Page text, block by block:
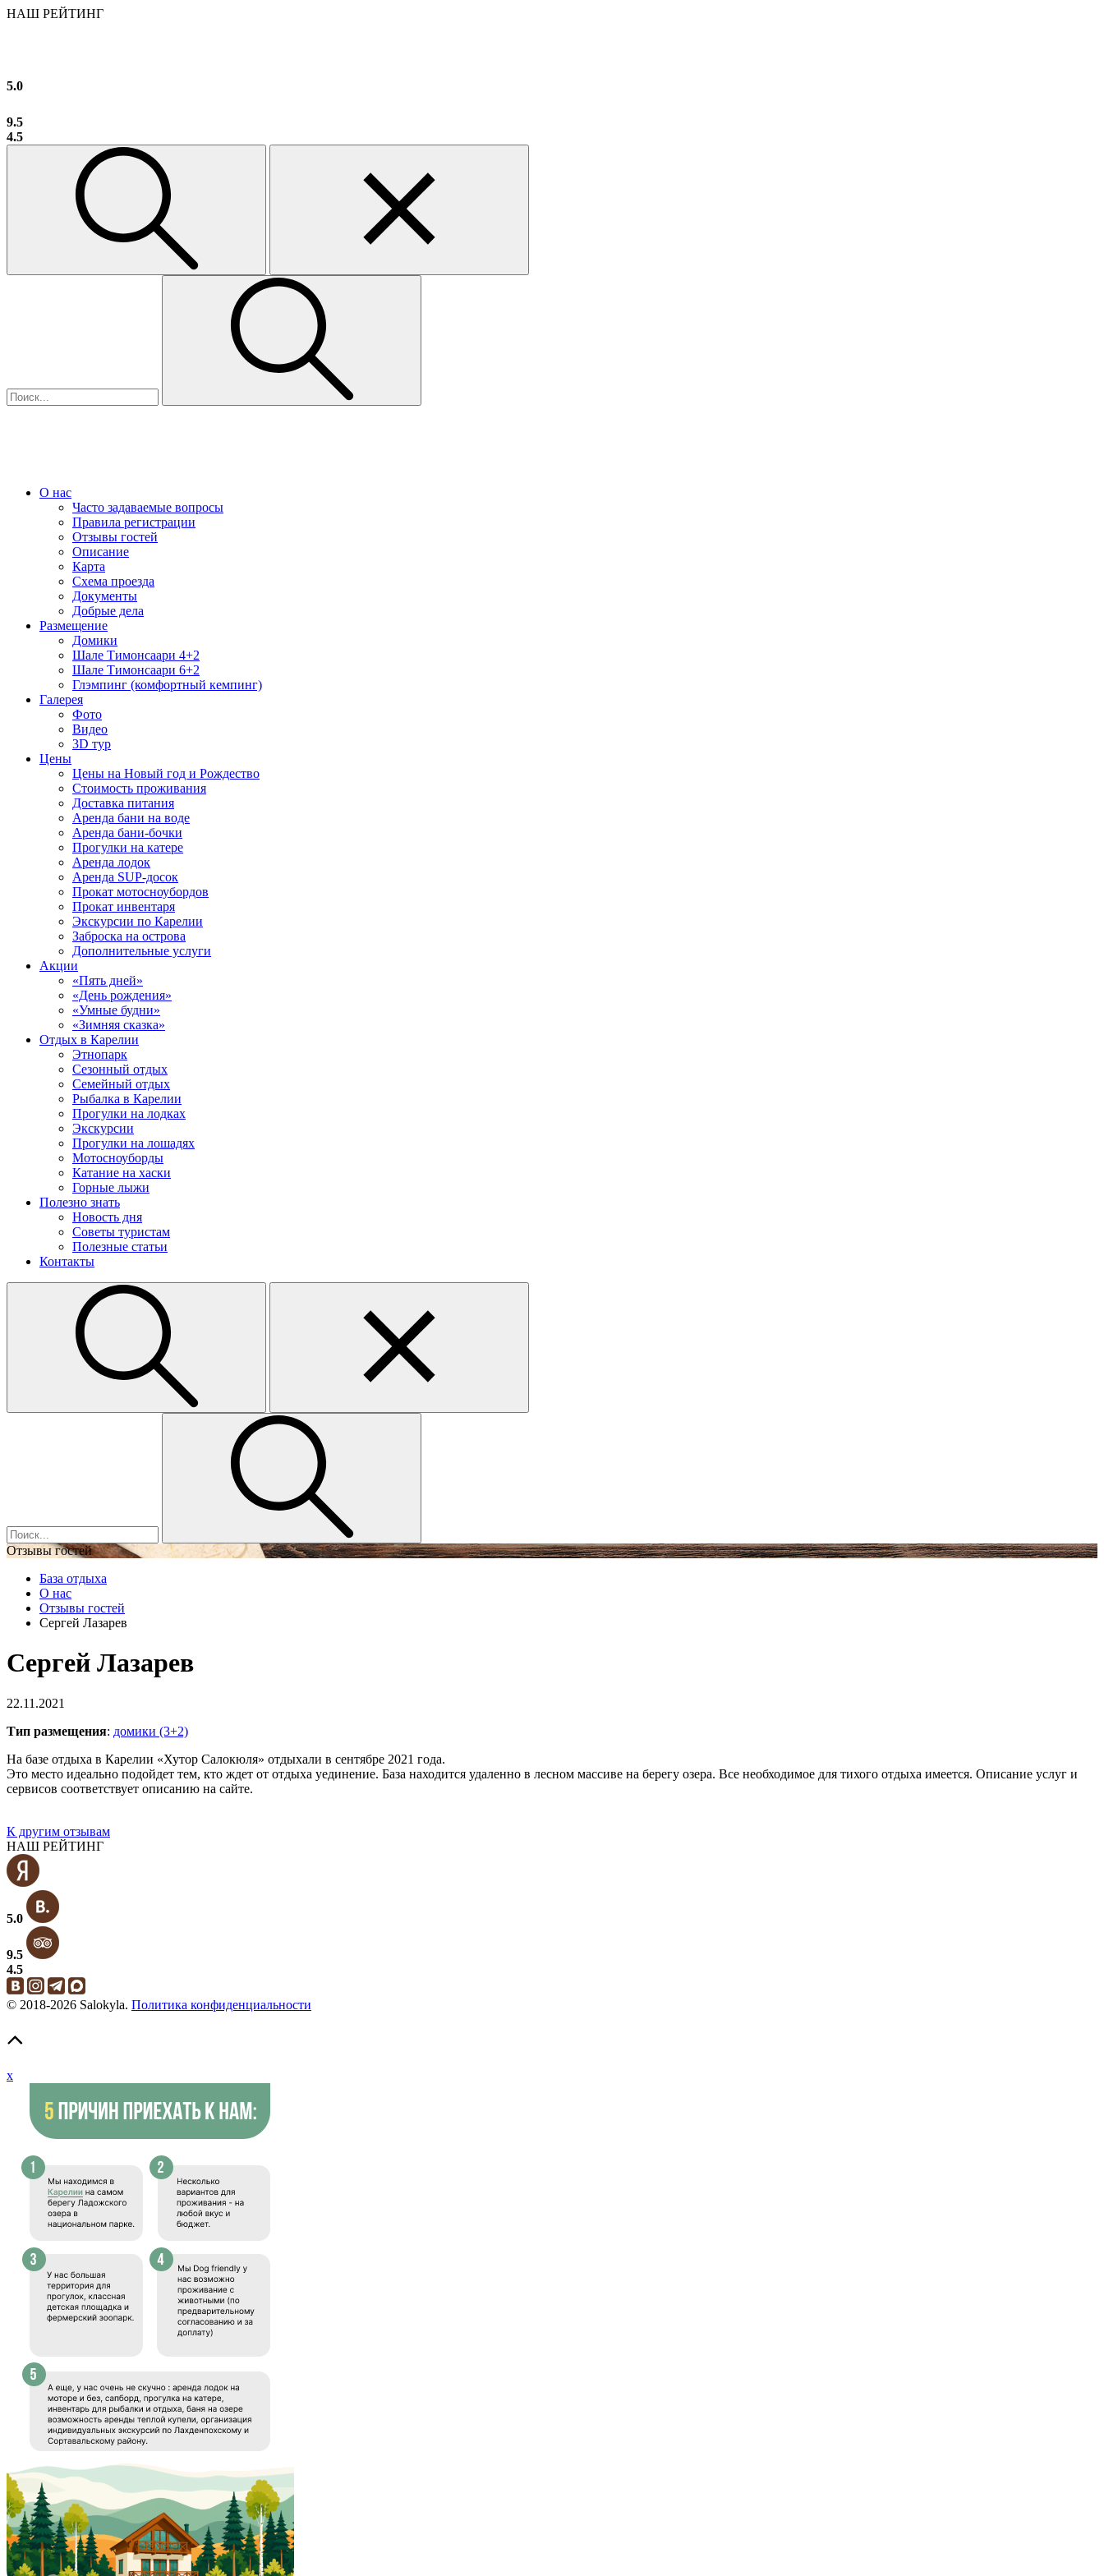
НАШ РЕЙТИНГ
5.0
9.5
4.5
О нас
Часто задаваемые вопросы
Правила регистрации
Отзывы гостей
Описание
Карта
Схема проезда
Документы
Добрые дела
Размещение
Домики
Шале Тимонсаари 4+2
Шале Тимонсаари 6+2
Глэмпинг (комфортный кемпинг)
Галерея
Фото
Видео
3D тур
Цены
Цены на Новый год и Рождество
Стоимость проживания
Доставка питания
Аренда бани на воде
Аренда бани-бочки
Прогулки на катере
Аренда лодок
Аренда SUP-досок
Прокат мотосноубордов
Прокат инвентаря
Экскурсии по Карелии
Заброска на острова
Дополнительные услуги
Акции
«Пять дней»
«День рождения»
«Умные будни»
«Зимняя сказка»
Отдых в Карелии
Этнопарк
Сезонный отдых
Семейный отдых
Рыбалка в Карелии
Прогулки на лодках
Экскурсии
Прогулки на лошадях
Мотосноуборды
Катание на хаски
Горные лыжи
Полезно знать
Новость дня
Советы туристам
Полезные статьи
Контакты
Отзывы гостей
База отдыха
О нас
Отзывы гостей
Сергей Лазарев
Сергей Лазарев
22.11.2021
Тип размещения: домики (3+2)
На базе отдыха в Карелии «Хутор Салокюля» отдыхали в сентябре 2021 года.
Это место идеально подойдет тем, кто ждет от отдыха уединение. База находится удаленно в лесном массиве на берегу озера. Все необходимое для тихого отдыха имеется. Описание услуг и
сервисов соответствует описанию на сайте.
К другим отзывам
НАШ РЕЙТИНГ
5.0
9.5
4.5
© 2018-2026 Salokyla. Политика конфиденциальности
x